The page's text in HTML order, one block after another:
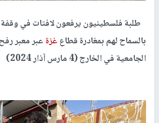
طلبة فلسطينيون يرفعون لافتات في وقفة
بالسماح لهم بمغادرة قطاعغزةعبر معبر
الجامعية في الخارج (4 مارس آذار 2024)